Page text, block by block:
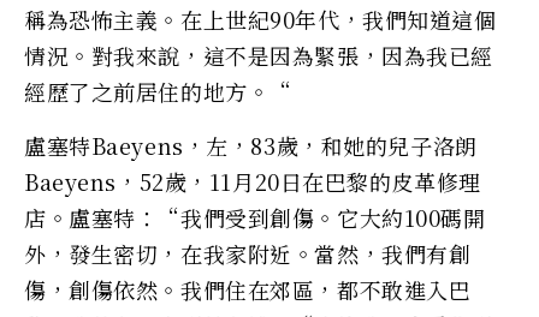
稱為恐怖主義。在上世紀90年代，我們知道這個
情況。對我來說，這不是因為緊張，因為我已​​經
經歷了之前居住的地方。“
盧塞特Baeyens，左，83歲，和她的兒子洛朗
Baeyens，52歲，11月20日在巴黎的皮革修理
店。盧塞特：“我們受到創傷。它大約100碼開
外，發生密切，在我家附近。當然，我們有創
傷，創傷依然。我們住在郊區，都不敢進入巴